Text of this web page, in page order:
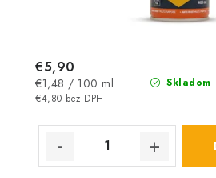
Skladom
€4,80 bez DPH
€5,90
Jednotková
cena:
€1,48 / 100 ml